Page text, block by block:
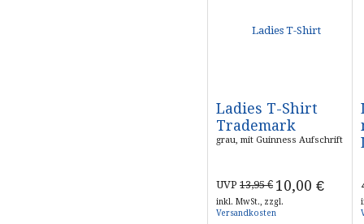
Ladies T-Shirt
Trademark
grau, mit Guinness Aufschrift
UVP 13,95 € 10,00 €
inkl. MwSt., zzgl.
Versandkosten